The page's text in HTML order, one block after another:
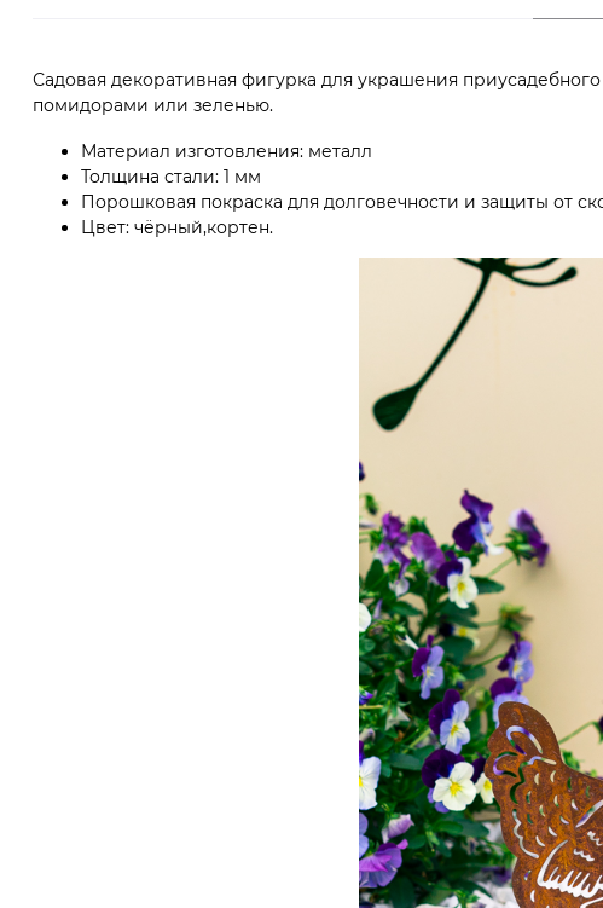
Садовая декоративная фигурка для украшения
помидорами или зеленью.
Материал изготовления: металл
Толщина стали: 1 мм
Порошковая покраска для долговечности и защиты от
Цвет: чёрный,кортен.